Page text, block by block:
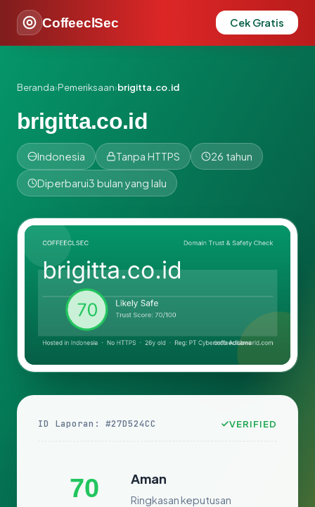
CoffeeclSec Cek Gratis
Beranda›Pemeriksaan›brigitta.co.id
brigitta.co.id
Indonesia Tanpa HTTPS 26 tahun
Diperbarui3 bulan yang lalu
ID Laporan: #27D524CC VERIFIED
70 Aman
Ringkasan keputusan